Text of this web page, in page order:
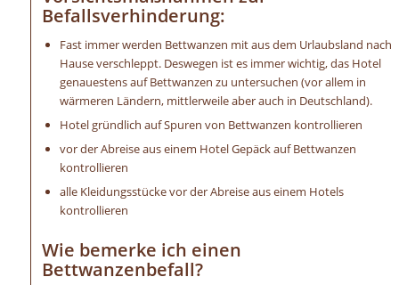
Befallsverhinderung:
Fast immer werden Bettwanzen mit aus dem Urlaubsland nach
Hause verschleppt. Deswegen ist es immer wichtig, das Hotel
genauestens auf Bettwanzen zu untersuchen (vor allem in
wärmeren Ländern, mittlerweile aber auch in Deutschland).
Hotel gründlich auf Spuren von Bettwanzen kontrollieren
vor der Abreise aus einem Hotel Gepäck auf Bettwanzen
kontrollieren
alle Kleidungsstücke vor der Abreise aus einem Hotels
kontrollieren
Wie bemerke ich einen
Bettwanzenbefall?